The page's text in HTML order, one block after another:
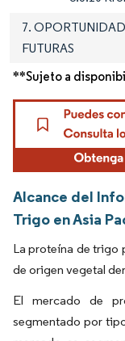
7.
FUTURAS
**Sujeto a
Alcance del
Trigo en Asia
La proteína de trigo
de origen vegetal
El mercado de
segmentado por